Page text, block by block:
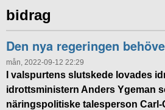
bidrag
Den nya regeringen
mån, 2022-09-12 22:29
I valspurtens slutskede lovades
idrottsministern Anders Ygeman
näringspolitiske talesperson Carl-